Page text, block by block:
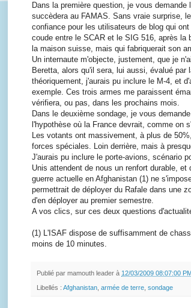
Dans la première question, je vous
succèdera au FAMAS. Sans vraie surprise,
confiance pour les utilisateurs de blog qui
coude entre le SCAR et le SIG 516, après
la maison suisse, mais qui fabriquerait son
Un internaute m'objecte, justement, que je
Beretta, alors qu'il sera, lui aussi, évalué par
théoriquement, j'aurais pu inclure le M-4, et
exemple. Ces trois armes me paraissent
vérifiera, ou pas, dans les prochains mois.
Dans le deuxième sondage, je vous
l'hypothèse où la France devrait, comme on
Les votants ont massivement, à plus de
forces spéciales. Loin derrière, mais à
J'aurais pu inclure le porte-avions, scénario
Unis attendent de nous un renfort durable,
guerre actuelle en Afghanistan (1) ne
permettrait de déployer du Rafale dans une
d'en déployer au premier semestre.
A vos clics, sur ces deux questions
(1) L'ISAF dispose de suffisamment de
moins de 10 minutes.
Publié par mamouth leader à 12/03/2009 08:07:00
Libellés : Afghanistan, armée de terre, sondage